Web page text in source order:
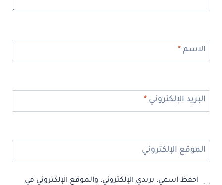
الاسم *
البريد الإلكتروني *
الموقع الإلكتروني
احفظ اسمي، بريدي الإلكتروني، والموقع الإلكتروني في